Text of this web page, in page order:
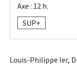
Axe : 12 h.
SUP+
Louis-Philippe Ier,